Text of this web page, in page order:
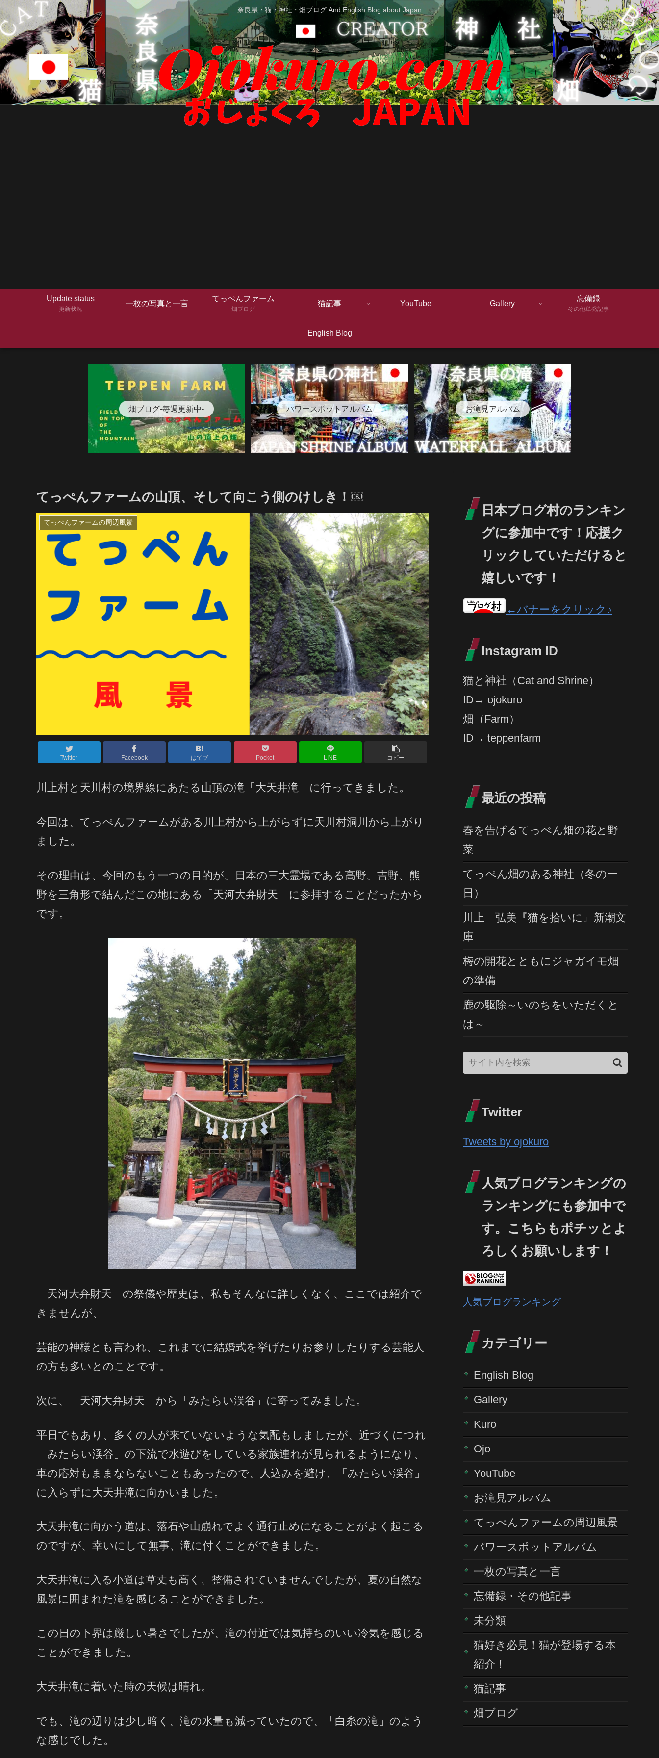
奈良県・猫・神社・畑ブログ And English Blog about Japan
Update status
更新状況
一枚の写真と一言
てっぺんファーム
畑ブログ
猫記事 YouTube Gallery
忘備録
その他単発記事
English Blog
畑ブログ-毎週更新中- パワースポットアルバム お滝見アルバム
てっぺんファームの山頂、そして向こう側のけしき！￼
てっぺんファームの周辺風景
Twitter Facebook はてブ Pocket LINE コピー
川上村と天川村の境界線にあたる山頂の滝「大天井滝」に行ってきました。
今回は、てっぺんファームがある川上村から上がらずに天川村洞川から上がり
ました。
その理由は、今回のもう一つの目的が、日本の三大霊場である高野、吉野、熊
野を三角形で結んだこの地にある「天河大弁財天」に参拝することだったから
です。
「天河大弁財天」の祭儀や歴史は、私もそんなに詳しくなく、ここでは紹介で
きませんが、
芸能の神様とも言われ、これまでに結婚式を挙げたりお参りしたりする芸能人
の方も多いとのことです。
次に、「天河大弁財天」から「みたらい渓谷」に寄ってみました。
平日でもあり、多くの人が来ていないような気配もしましたが、近づくにつれ
「みたらい渓谷」の下流で水遊びをしている家族連れが見られるようになり、
車の応対もままならないこともあったので、人込みを避け、「みたらい渓谷」
に入らずに大天井滝に向かいました。
大天井滝に向かう道は、落石や山崩れでよく通行止めになることがよく起こる
のですが、幸いにして無事、滝に付くことができました。
大天井滝に入る小道は草丈も高く、整備されていませんでしたが、夏の自然な
風景に囲まれた滝を感じることができました。
この日の下界は厳しい暑さでしたが、滝の付近では気持ちのいい冷気を感じる
ことができました。
大天井滝に着いた時の天候は晴れ。
でも、滝の辺りは少し暗く、滝の水量も減っていたので、「白糸の滝」のよう
な感じでした。
日本ブログ村のランキン
グに参加中です！応援ク
リックしていただけると
嬉しいです！
←バナーをクリック♪
Instagram ID
猫と神社（Cat and Shrine）
ID→ ojokuro
畑（Farm）
ID→ teppenfarm
最近の投稿
春を告げるてっぺん畑の花と野
菜
てっぺん畑のある神社（冬の一
日）
川上 弘美『猫を拾いに』新潮文
庫
梅の開花とともにジャガイモ畑
の準備
鹿の駆除～いのちをいただくと
は～
Twitter
Tweets by ojokuro
人気ブログランキングの
ランキングにも参加中で
す。こちらもポチッとよ
ろしくお願いします！
人気ブログランキング
カテゴリー
English Blog
Gallery
Kuro
Ojo
YouTube
お滝見アルバム
てっぺんファームの周辺風景
パワースポットアルバム
一枚の写真と一言
忘備録・その他記事
未分類
猫好き必見！猫が登場する本
紹介！
猫記事
畑ブログ